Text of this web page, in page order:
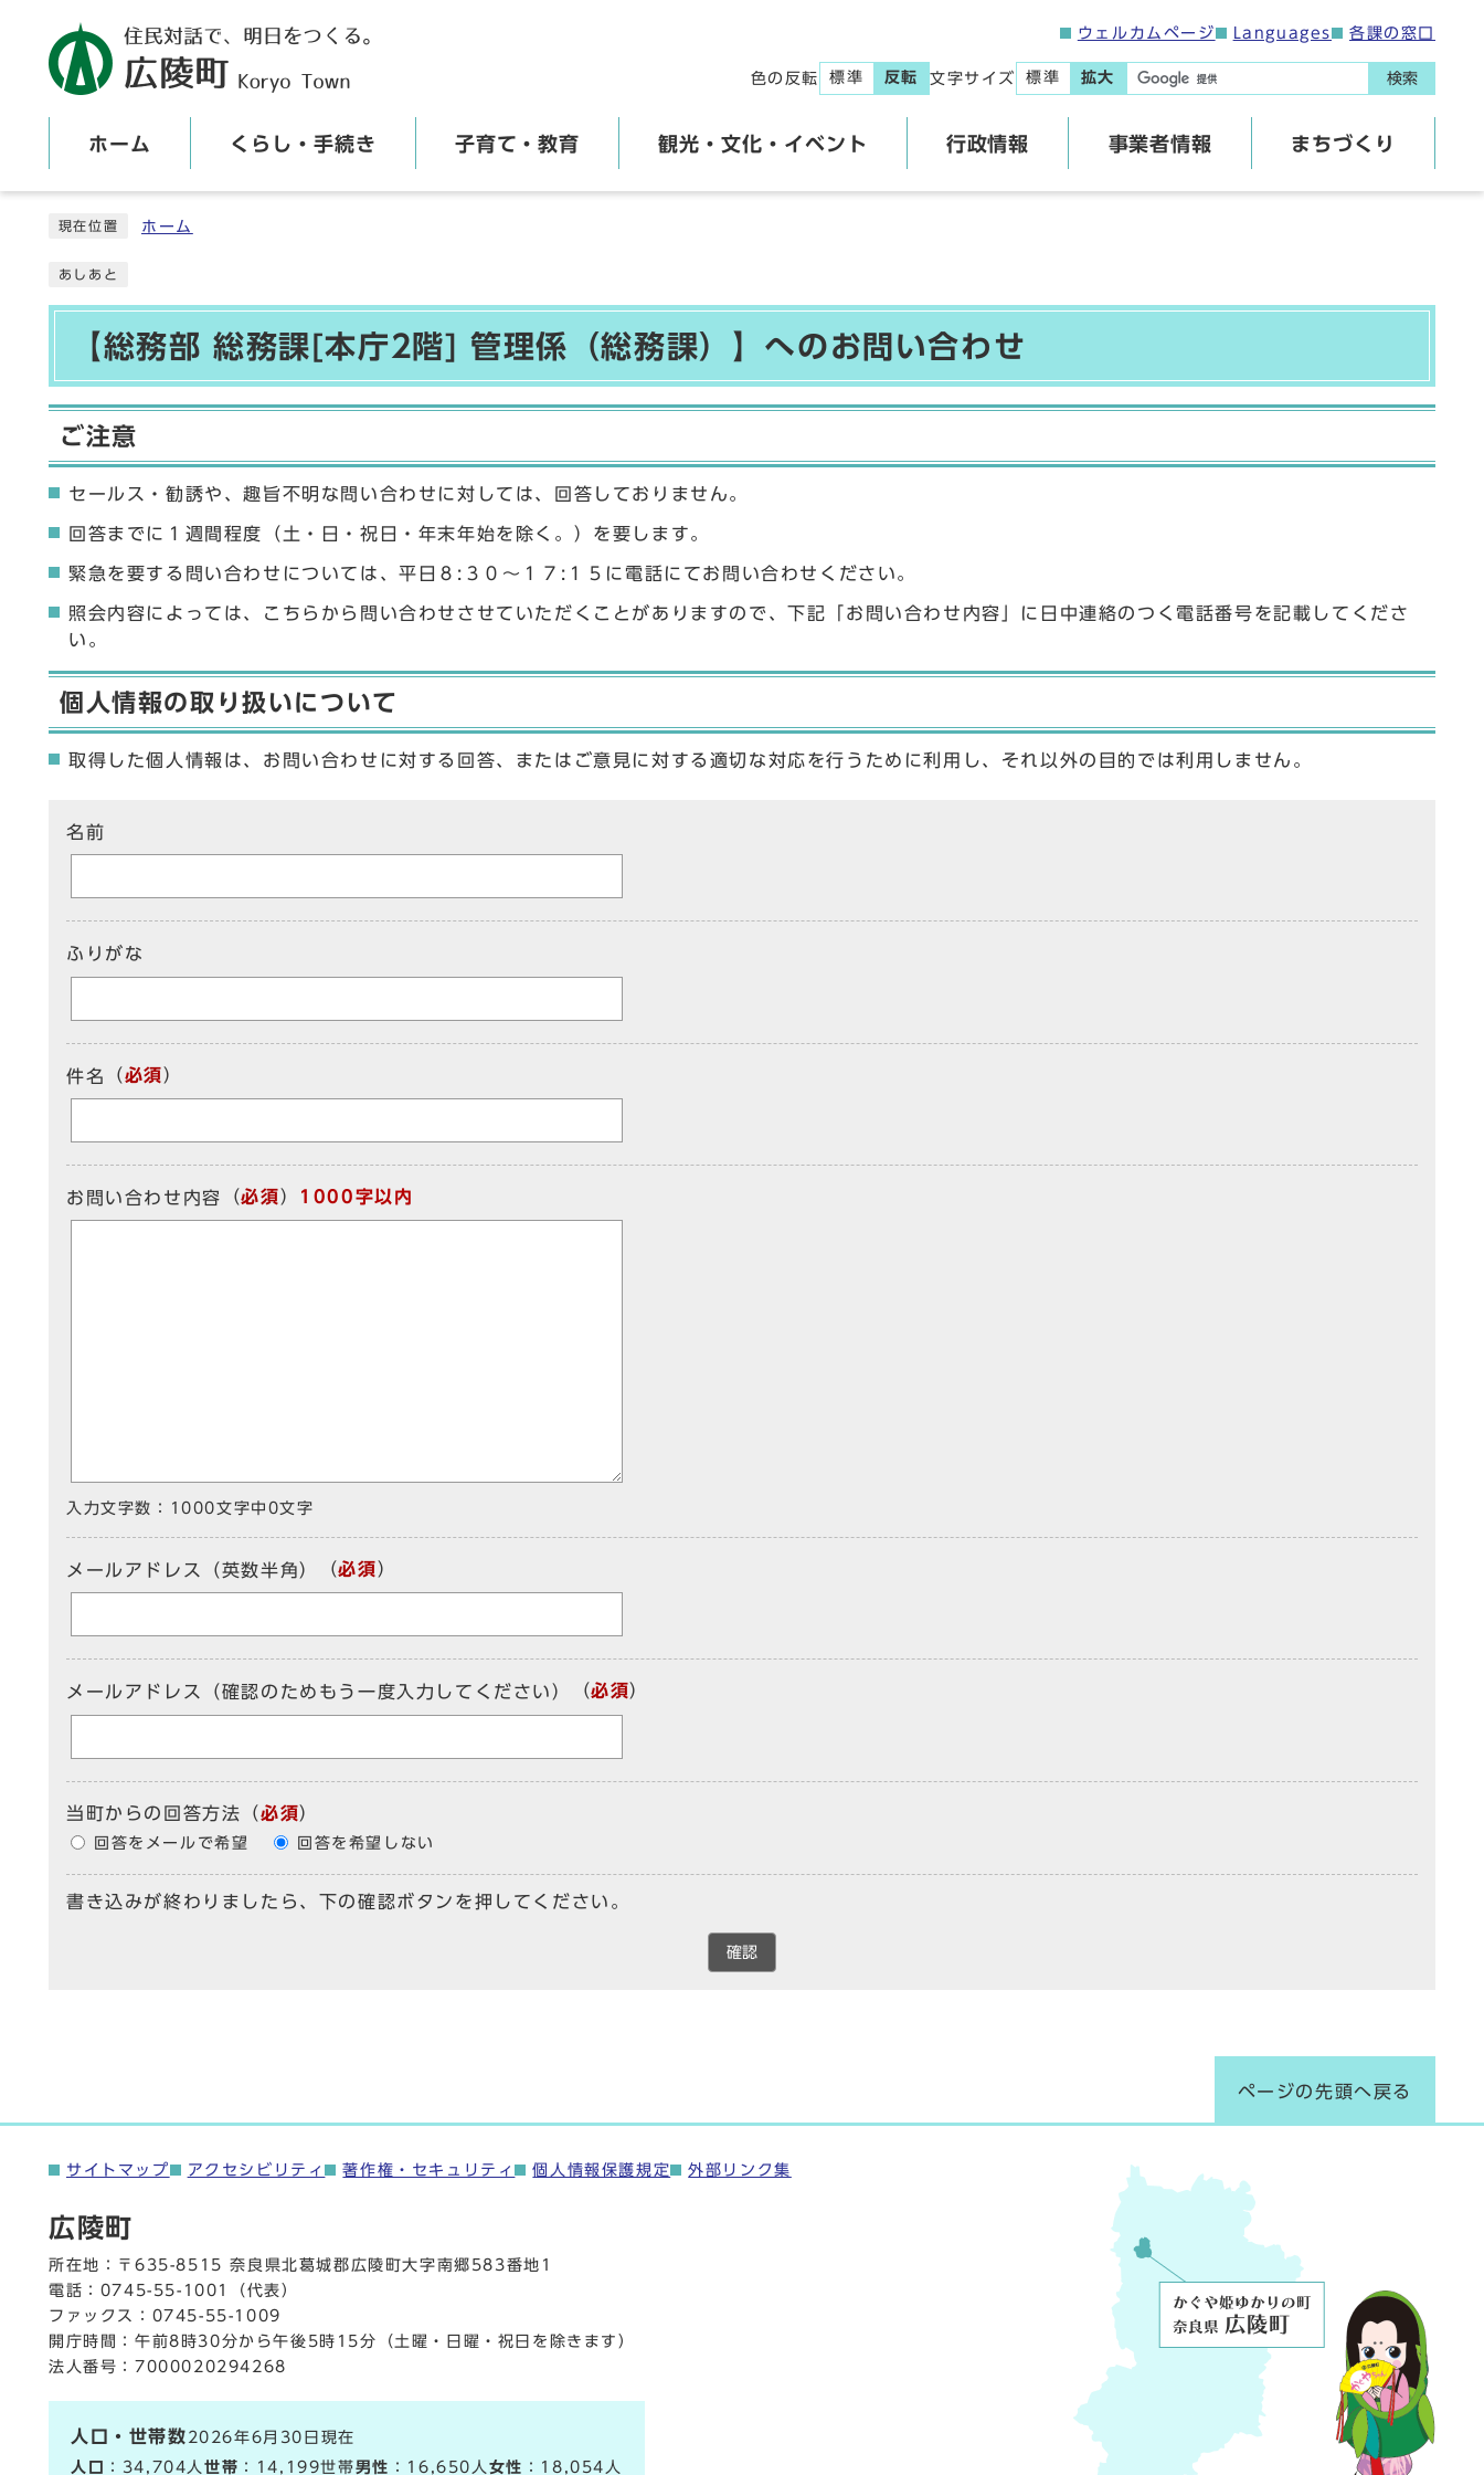
ウェルカムページ Languages 各課の窓口
色の反転 標準 反転 文字サイズ 標準 拡大 検索
ホーム くらし・手続き 子育て・教育 観光・文化・イベント 行政情報 事業者情報 まちづくり
現在位置 ホーム
あしあと
【総務部 総務課[本庁2階] 管理係（総務課）】へのお問い合わせ
ご注意
セールス・勧誘や、趣旨不明な問い合わせに対しては、回答しておりません。
回答までに１週間程度（土・日・祝日・年末年始を除く。）を要します。
緊急を要する問い合わせについては、平日８:３０〜１７:１５に電話にてお問い合わせください。
照会内容によっては、こちらから問い合わせさせていただくことがありますので、下記「お問い合わせ内容」に日中連絡のつく電話番号を記載してくださ
い。
個人情報の取り扱いについて
取得した個人情報は、お問い合わせに対する回答、またはご意見に対する適切な対応を行うために利用し、それ以外の目的では利用しません。
名前
ふりがな
件名 （必須）
お問い合わせ内容 （必須） 1000字以内
入力文字数： 1000文字中 0文字
メールアドレス（英数半角） （必須）
メールアドレス（確認のためもう一度入力してください） （必須）
当町からの回答方法 （必須）
回答をメールで希望 回答を希望しない
書き込みが終わりましたら、下の確認ボタンを押してください。
確認
ページの先頭へ戻る
サイトマップ アクセシビリティ 著作権・セキュリティ 個人情報保護規定 外部リンク集
広陵町
所在地：〒635-8515 奈良県北葛城郡広陵町大字南郷583番地1
電話： 0745-55-1001
（代表）
ファックス：0745-55-1009
開庁時間：午前8時30分から午後5時15分（土曜・日曜・祝日を除きます）
法人番号：7000020294268
人口・世帯数 2026年6月30日現在
人口
：34,704人世帯 ：14,199世帯男性 ：16,650人 女性 ：18,054人